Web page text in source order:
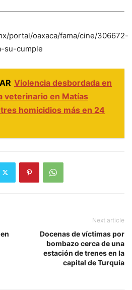
portal/oaxaca/fama/cine/306672-
su-cumple
Violencia desbordada en
veterinario en Matías
homicidios más en 24
Next article
Docenas de víctimas por
bombazo cerca de una
estación de trenes en la
capital de Turquía